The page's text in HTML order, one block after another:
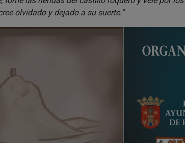
olvidado y dejado a su suerte.”